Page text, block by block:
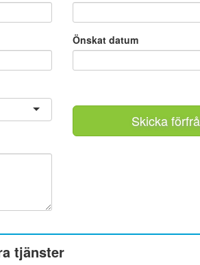
Önskat datum
Skicka
tjänster